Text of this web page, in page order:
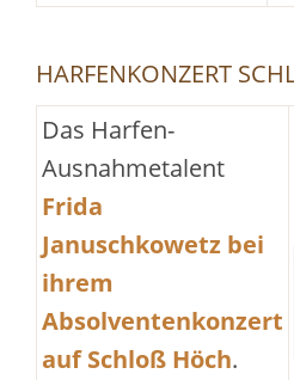
HARFENKONZERT
Das Harfen-
Ausnahmetalent
Frida
Januschkowetz bei
ihrem
Absolventenkonzert
auf Schloß Höch.